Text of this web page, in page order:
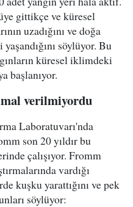
gittikçe ve küresel
uzadığını ve doğa
söylüyor. Bu
küresel iklimdeki
başlanıyor.
verilmiyordu
Laboratuvarı'nda
son 20 yıldır bu
çalışıyor. Fromm
vardığı
kuşku yarattığını ve pek
söylüyor: